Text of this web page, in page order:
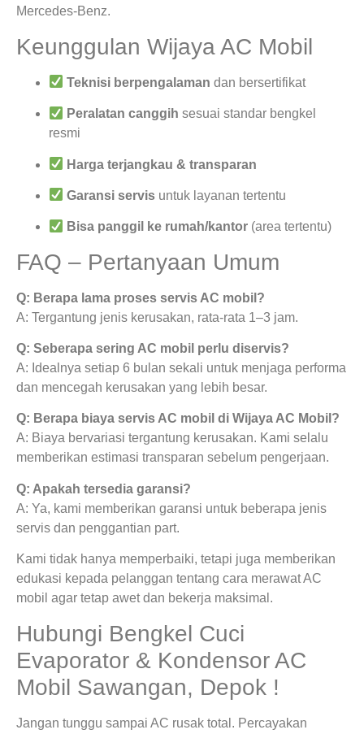
Mercedes-Benz.
Keunggulan Wijaya AC Mobil
Teknisi berpengalaman dan bersertifikat
Peralatan canggih sesuai standar bengkel
resmi
Harga terjangkau & transparan
Garansi servis untuk layanan tertentu
Bisa panggil ke rumah/kantor (area tertentu)
FAQ – Pertanyaan Umum
Q: Berapa lama proses servis AC mobil?
A: Tergantung jenis kerusakan, rata-rata 1–3 jam.
Q: Seberapa sering AC mobil perlu diservis?
A: Idealnya setiap 6 bulan sekali untuk menjaga performa
dan mencegah kerusakan yang lebih besar.
Q: Berapa biaya servis AC mobil di Wijaya AC Mobil?
A: Biaya bervariasi tergantung kerusakan. Kami selalu
memberikan estimasi transparan sebelum pengerjaan.
Q: Apakah tersedia garansi?
A: Ya, kami memberikan garansi untuk beberapa jenis
servis dan penggantian part.
Kami tidak hanya memperbaiki, tetapi juga memberikan
edukasi kepada pelanggan tentang cara merawat AC
mobil agar tetap awet dan bekerja maksimal.
Hubungi Bengkel Cuci
Evaporator & Kondensor AC
Mobil Sawangan, Depok !
Jangan tunggu sampai AC rusak total. Percayakan